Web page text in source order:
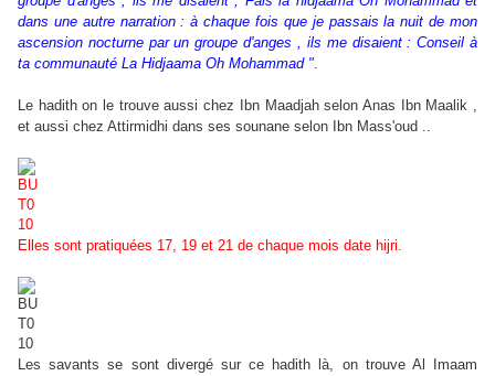
dans une autre narration : à chaque fois que je passais la nuit de mon
ascension nocturne par un groupe d'anges , ils me disaient : Conseil à
ta communauté La Hidjaama Oh Mohammad ".
Le hadith on le trouve aussi chez Ibn Maadjah selon Anas Ibn Maalik ,
et aussi chez Attirmidhi dans ses sounane selon Ibn Mass'oud ..
Elles sont pratiquées 17, 19 et 21 de chaque mois date hijri.
Les savants se sont divergé sur ce hadith là, on trouve Al Imaam